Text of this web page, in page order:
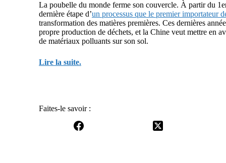
La poubelle du monde ferme son couvercle. À partir du
dernière étape d’un processus que le premier importateur
transformation des matières premières. Ces dernières
propre production de déchets, et la Chine veut mettre en
de matériaux polluants sur son sol.
Lire la suite.
Faites-le savoir :